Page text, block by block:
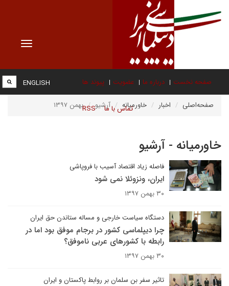
Toggle
صفحه نخست درباره ما عضویت پیوند ها
تماس با ما RSS
ENGLISH
صفحه‌اصلی اخبار خاورمیانه آرشیو بهمن ۱۳۹۷
خاورمیانه - آرشیو
فاصله زیاد اقتصاد آسیب با فروپاشی
ایران، ونزوئلا نمی شود
۳۰ بهمن ۱۳۹۷
دستگاه سیاست خارجی و مساله ستاندن حق ایران
چرا دیپلماسی کشور در برجام موفق بود اما در
رابطه با کشورهای عربی ناموفق؟
۳۰ بهمن ۱۳۹۷
تاثیر سفر بن سلمان بر روابط پاکستان و ایران